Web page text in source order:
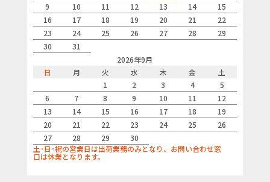
9
10 11 12 13 14
15
16
17 18 19 20 21
22
23
24 25 26 27 28
29
30
31
2026年9月
日
月 火 水 木 金
土
1
2 3 4
5
6
7 8 9 10 11
12
13
14 15 16 17 18
19
20
21 22 23 24 25
26
27
28 29
30
土･日･祝の営業日は出荷業務のみとなり、お問い合わせ窓
口は休業となります。